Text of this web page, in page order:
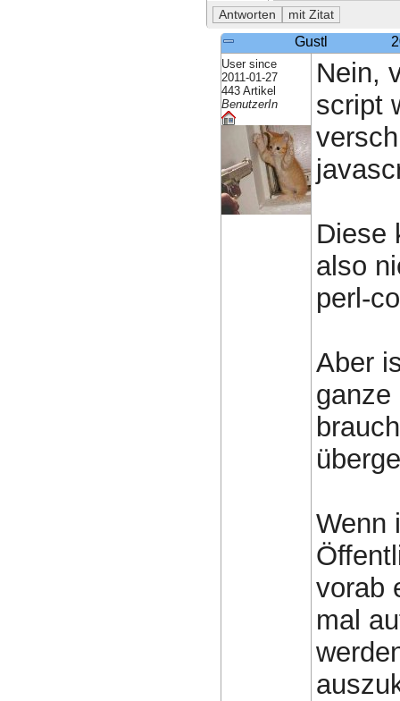
Gustl
User since
2011-01-27
443 Artikel
BenutzerIn
Nein,
script
Diese
also
perl-
Aber
ganze
Wenn
vorab
mal